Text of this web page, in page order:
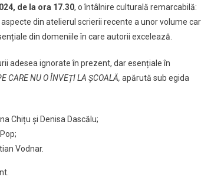
de la ora 17.30, o întâlnire culturală remarcabilă:
din atelierul scrierii recente a unor volume
din domeniile în care autorii excelează.
adesea ignorate în prezent, dar esențiale în
CARE NU O ÎNVEȚI LA ȘCOALĂ, apărută sub egida
Chițu și Denisa Dascălu;
Vodnar.